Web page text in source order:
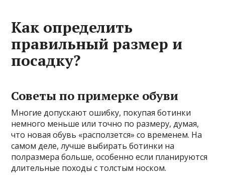
Как определить
правильный размер и
посадку?
Советы по примерке обуви
Многие допускают ошибку, покупая ботинки
немного меньше или точно по размеру, думая,
что новая обувь «расползется» со временем. На
самом деле, лучше выбирать ботинки на
полразмера больше, особенно если планируются
длительные походы с толстым носком.